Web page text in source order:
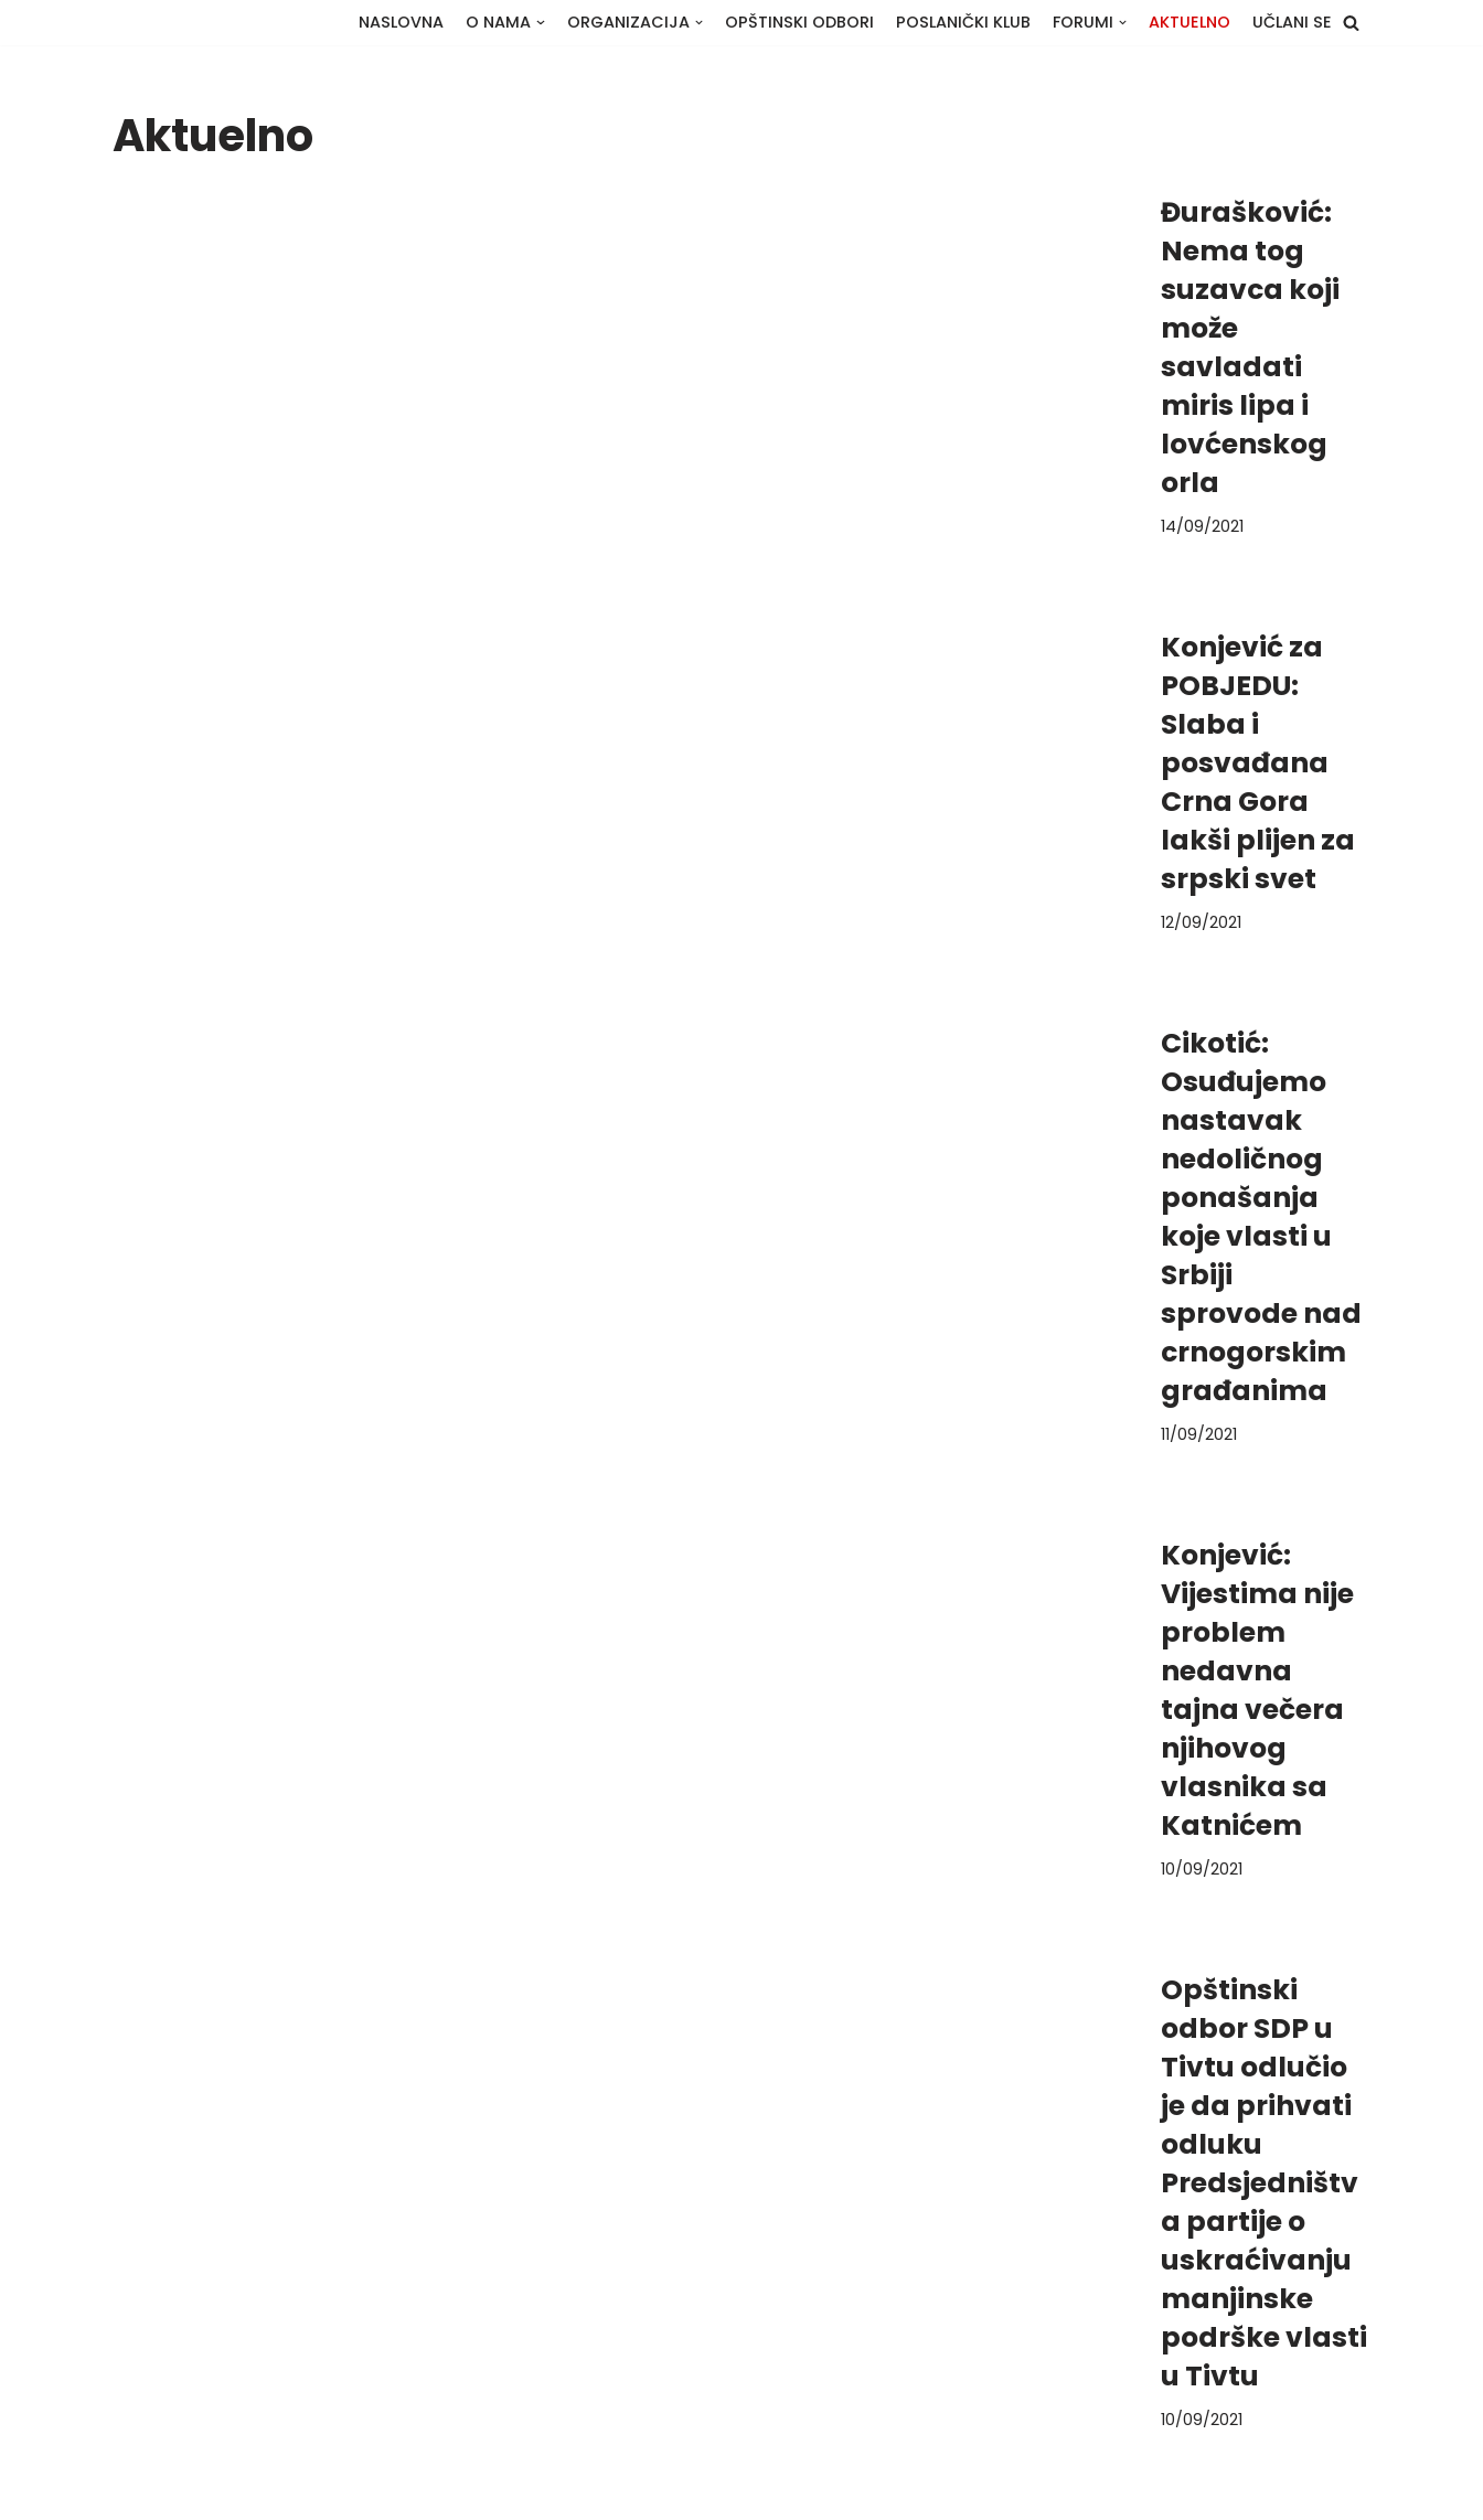
NASLOVNA O NAMA ORGANIZACIJA OPŠTINSKI ODBORI POSLANIČKI KLUB FORUMI AKTUELNO UČLANI SE
Aktuelno
Đurašković:
Nema tog
suzavca koji
može
savladati
miris lipa i
lovćenskog
orla
14/09/2021
Konjević za
POBJEDU:
Slaba i
posvađana
Crna Gora
lakši plijen za
srpski svet
12/09/2021
Cikotić:
Osuđujemo
nastavak
nedoličnog
ponašanja
koje vlasti u
Srbiji
sprovode nad
crnogorskim
građanima
11/09/2021
Konjević:
Vijestima nije
problem
nedavna
tajna večera
njihovog
vlasnika sa
Katnićem
10/09/2021
Opštinski
odbor SDP u
Tivtu odlučio
je da prihvati
odluku
Predsjedništv
a partije o
uskraćivanju
manjinske
podrške vlasti
u Tivtu
10/09/2021